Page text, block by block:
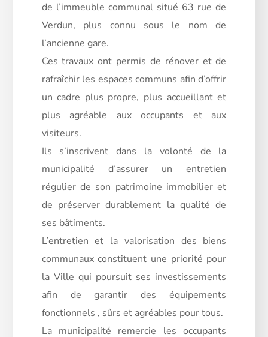
de l’immeuble communal situé 63 rue de
Verdun, plus connu sous le nom de
l’ancienne gare.
Ces travaux ont permis de rénover et de
rafraîchir les espaces communs afin d’offrir
un cadre plus propre, plus accueillant et
plus agréable aux occupants et aux
visiteurs.
Ils s’inscrivent dans la volonté de la
municipalité d’assurer un entretien
régulier de son patrimoine immobilier et
de préserver durablement la qualité de
ses bâtiments.
L’entretien et la valorisation des biens
communaux constituent une priorité pour
la Ville qui poursuit ses investissements
afin de garantir des équipements
fonctionnels , sûrs et agréables pour tous.
La municipalité remercie les occupants